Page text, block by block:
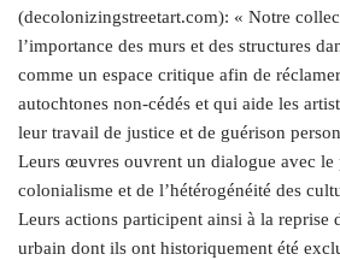
(decolonizingstreetart​.com): « Notre
l’importance des murs et des structures
comme un espace critique afin de
autochtones non-cédés et qui aide les
leur travail de justice et de guérison
Leurs œuvres ouvrent un dialogue avec le
colonialisme et de l’hétérogénéité des
Leurs actions participent ainsi à la reprise
urbain dont ils ont historiquement été